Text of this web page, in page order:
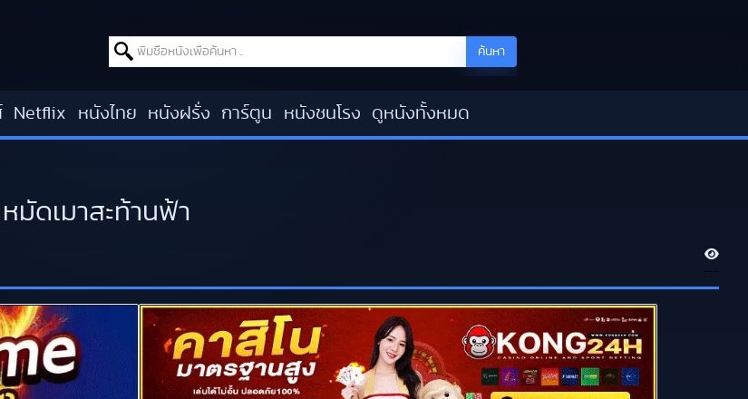
Search for: ค้นหา
Netflix หนังไทย หนังฝรั่ง การ์ตูน หนังชนโรง ดูหนังทั้งหมด
มัดเมาสะท้านฟ้า
V
i